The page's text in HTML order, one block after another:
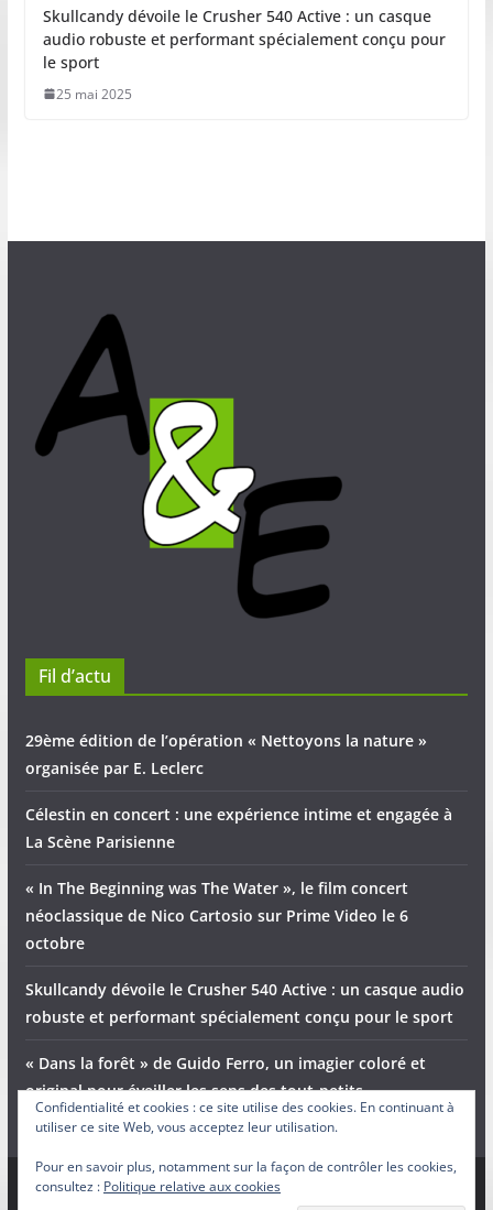
Skullcandy dévoile le Crusher 540 Active : un casque
audio robuste et performant spécialement conçu pour
le sport
25 mai 2025
Fil d’actu
29ème édition de l’opération « Nettoyons la nature »
organisée par E. Leclerc
Célestin en concert : une expérience intime et engagée à
La Scène Parisienne
« In The Beginning was The Water », le film concert
néoclassique de Nico Cartosio sur Prime Video le 6
octobre
Skullcandy dévoile le Crusher 540 Active : un casque audio
robuste et performant spécialement conçu pour le sport
« Dans la forêt » de Guido Ferro, un imagier coloré et
original pour éveiller les sens des tout-petits
Confidentialité et cookies : ce site utilise des cookies. En continuant à
utiliser ce site Web, vous acceptez leur utilisation.
Pour en savoir plus, notamment sur la façon de contrôler les cookies,
consultez : Politique relative aux cookies